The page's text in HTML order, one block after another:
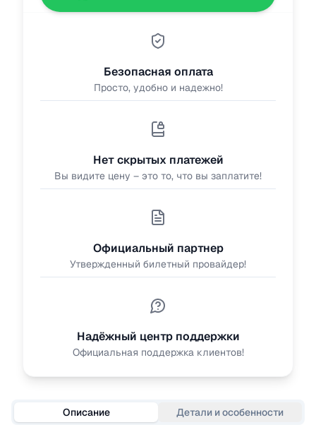
Безопасная оплата
Просто, удобно и надежно!
Нет скрытых платежей
Вы видите цену – это то, что вы заплатите!
Официальный партнер
Утвержденный билетный провайдер!
Надёжный центр поддержки
Официальная поддержка клиентов!
Описание Детали и особенности